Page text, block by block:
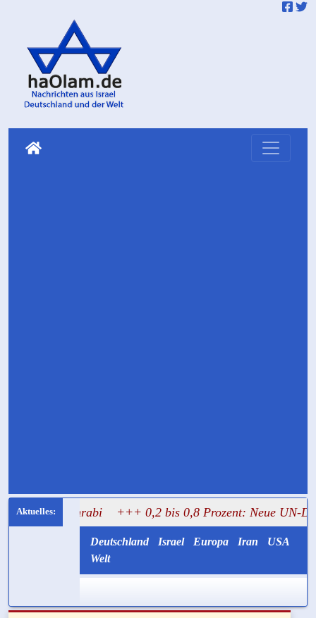
Mughrabi +++ 0,2 bis 0,8 Prozent: Neue UN-Daten
Deutschland Israel Europa Iran
USA
Welt